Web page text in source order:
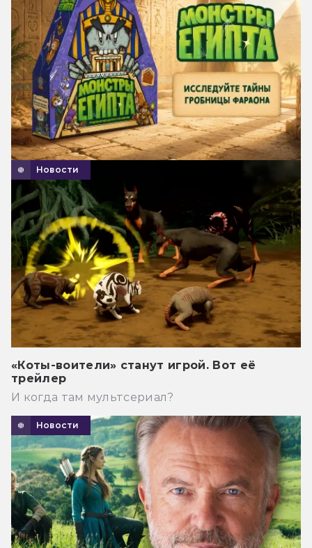
Новости
«Коты-воители» станут игрой. Вот её
трейлер
И когда там мультсериал?
Новости